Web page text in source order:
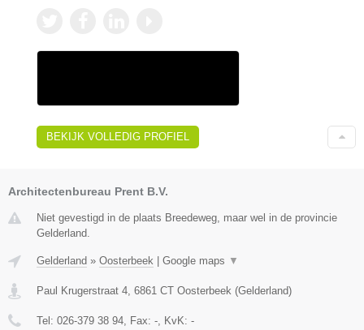
BEKIJK VOLLEDIG PROFIEL
Architectenbureau Prent B.V.
Niet gevestigd in de plaats Breedeweg, maar wel in de provincie
Gelderland.
Gelderland » Oosterbeek | Google maps ▼
Paul Krugerstraat 4 6861 CT Oosterbeek (Gelderland)
Tel: 026-379 38 94 , Fax: - , KvK: -